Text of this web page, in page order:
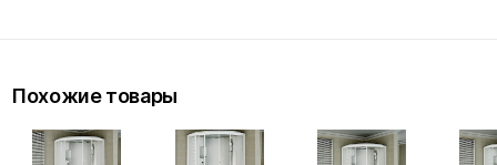
Похожие товары